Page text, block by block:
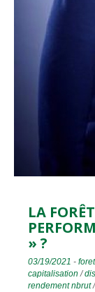
LA
» ?
03/19/2021 - foret
capitalisation /
rendement nbrut/